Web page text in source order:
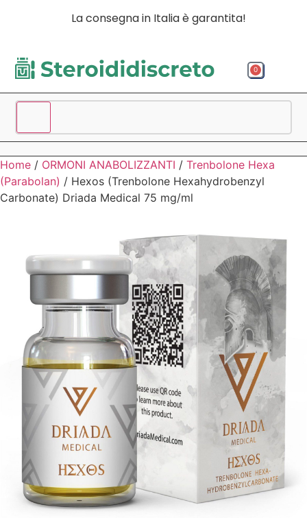
La consegna in Italia è garantita!
0
Home / ORMONI ANABOLIZZANTI / Trenbolone Hexa
(Parabolan) / Hexos (Trenbolone Hexahydrobenzyl
Carbonate) Driada Medical 75 mg/ml